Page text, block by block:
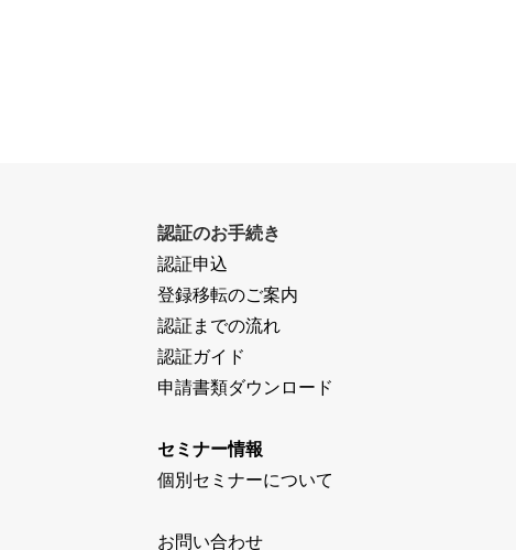
認証のお手続き
認証申込
登録移転のご案内
認証までの流れ
認証ガイド
申請書類ダウンロード
セミナー情報
個別セミナーについて
お問い合わせ